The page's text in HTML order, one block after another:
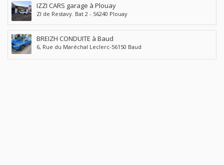
IZZI CARS garage à Plouay
ZI de Restavy. Bat 2 - 56240 Plouay
BREIZH CONDUITE à Baud
6, Rue du Maréchal Leclerc-56150 Baud